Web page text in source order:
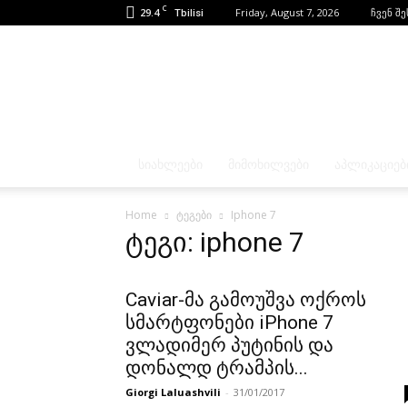
29.4 C Tbilisi Friday, August 7, 2026 ჩვენ
Home ტეგები Iphone 7
ტეგი: iphone 7
Caviar-მა გამოუშვა ოქროს
სმარტფონები iPhone 7
ვლადიმერ პუტინის და
დონალდ ტრამპის...
Giorgi Laluashvili - 31/01/2017